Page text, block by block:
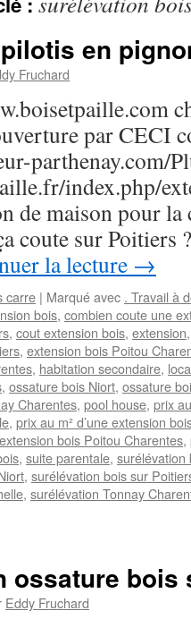
en
Fruchard
par CECI
parthenay.com/
index.php/
de maison pour la
coute sur Poitiers
la lecture →
carre | Marqué avec . Travail à
bois, combien coute une
, cout extension bois, extension
, extension bois Poitou
, habitation secondaire,
, ossature bois Niort, ossature
Charentes, pool house, prix
, prix au m² d’une extension
bois Poitou Charentes,
, suite parentale, surélévation
, surélévation bois sur
, surélévation Tonnay
ossature bois
Eddy Fruchard